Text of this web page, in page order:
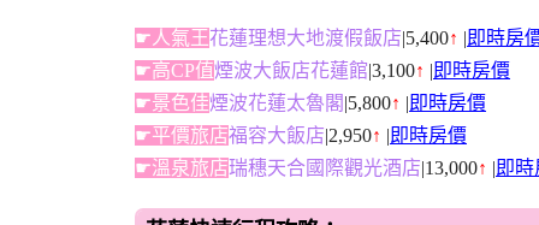
☛人氣王花蓮理想大地渡假飯店 |5,400↑ 即時房
☛高CP值煙波大飯店花蓮館 |3,100↑ 即時房價
☛景色佳煙波花蓮太魯閣 |5,800↑ 即時房價
☛平價旅店福容大飯店 |2,950↑ 即時房價
☛溫泉旅店瑞穗天合國際觀光酒店 |13,000↑ 即時